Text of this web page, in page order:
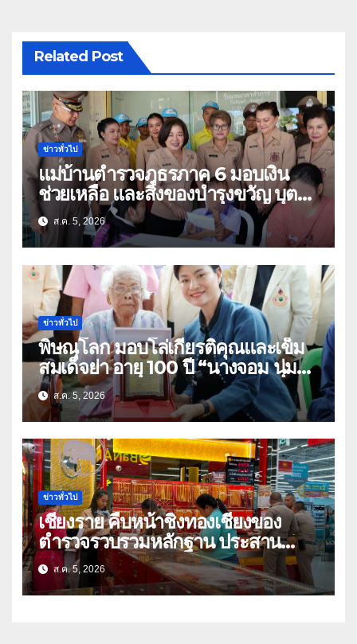
Related Post
ข่าวทั่วไป
แม่บ้านตำรวจภูธรภาค 6 มอบเงิน
ช่วยเหลือ และสิ่งของบำรุงขวัญ บุตร-
ธิดา ข้าราชการตำรวจจังหวัด
อุทัยธานี
ส.ค. 5, 2026
ข่าวทั่วไป
พิษณุโลก มอบโล่เกียรติคุณและเข็ม
สมเด็จย่า อายุ 100 ปี “นางจอม นุ่ม
เนตร” ตำบลบ้านกร่าง อำเภอเมือง
ส.ค. 5, 2026
ข่าวทั่วไป
เชียงราย คืบหน้าชิงทองเชียงของ
ตำรวจรวบรวมหลักฐาน ประสาน
สปป.ลาว ติดตามจับกุม
ส.ค. 5, 2026